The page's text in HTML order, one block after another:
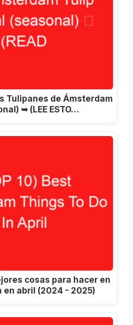
Tulipanes de Ámsterdam
➥ (LEE ESTO…
cosas para hacer en
en abril (2024 - 2025)